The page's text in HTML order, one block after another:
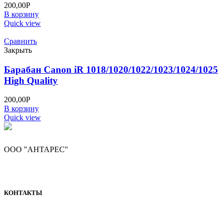
200,00Р
В корзину
Quick view
Сравнить
Закрыть
Барабан Canon iR 1018/1020/1022/1023/1024/1025
High Quality
200,00Р
В корзину
Quick view
ООО "АНТАРЕС"
КОНТАКТЫ